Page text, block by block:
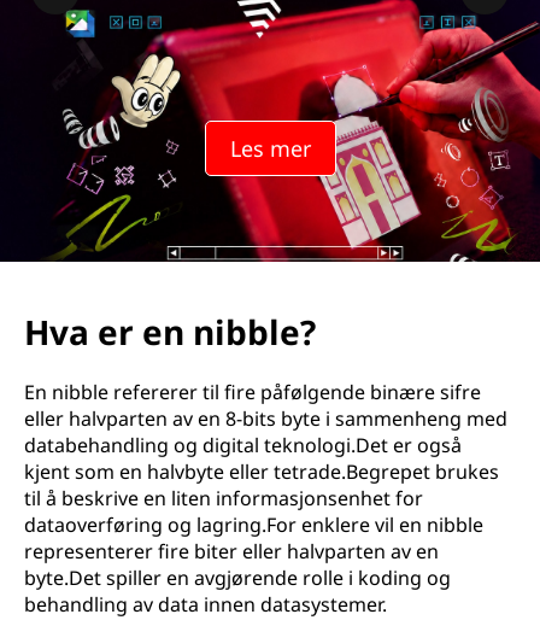
Les mer
Hva er en nibble?
En nibble refererer til fire påfølgende binære sifre
eller halvparten av en 8-bits byte i sammenheng med
databehandling og digital teknologi.Det er også
kjent som en halvbyte eller tetrade.Begrepet brukes
til å beskrive en liten informasjonsenhet for
dataoverføring og lagring.For enklere vil en nibble
representerer fire biter eller halvparten av en
byte.Det spiller en avgjørende rolle i koding og
behandling av data innen datasystemer.